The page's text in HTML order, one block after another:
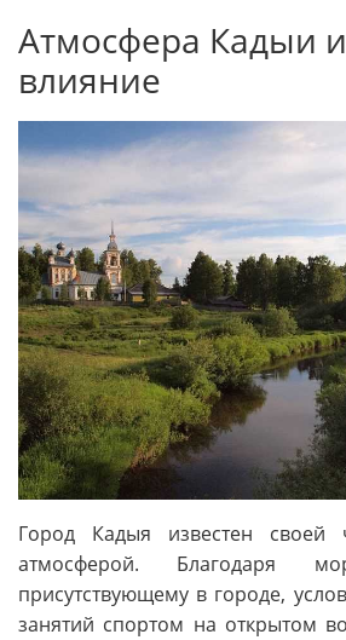
Атмосфера Кадыи
влияние
Город Кадыя известен своей
атмосферой. Благодаря
присутствующему в городе,
занятий спортом на открытом